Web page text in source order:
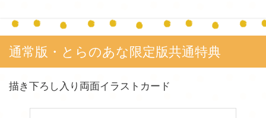
通常版・とらのあな限定版共通特典
描き下ろし入り両面イラストカード